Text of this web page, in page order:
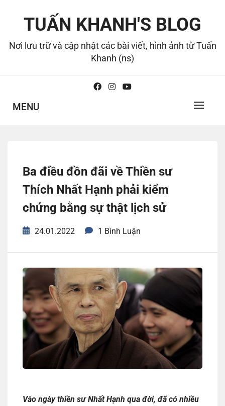
TUẤN KHANH'S BLOG
Nơi lưu trữ và cập nhật các bài viết, hình ảnh từ Tuấn
Khanh (ns)
MENU
Ba điều đồn đãi về Thiền sư
Thích Nhất Hạnh phải kiểm
chứng bằng sự thật lịch sử
24.01.2022 1 Bình Luận
Vào ngày thiền sư Nhất Hạnh qua đời, đã có nhiều